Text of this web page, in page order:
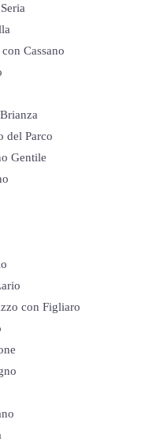
Cassano
del Parco
Gentile
con Figliaro